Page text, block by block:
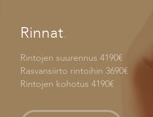
Rinnat.
Rintojen suurennus 4190€
Rasvansiirto rintoihin 3690€
Rintojen kohotus 4190€